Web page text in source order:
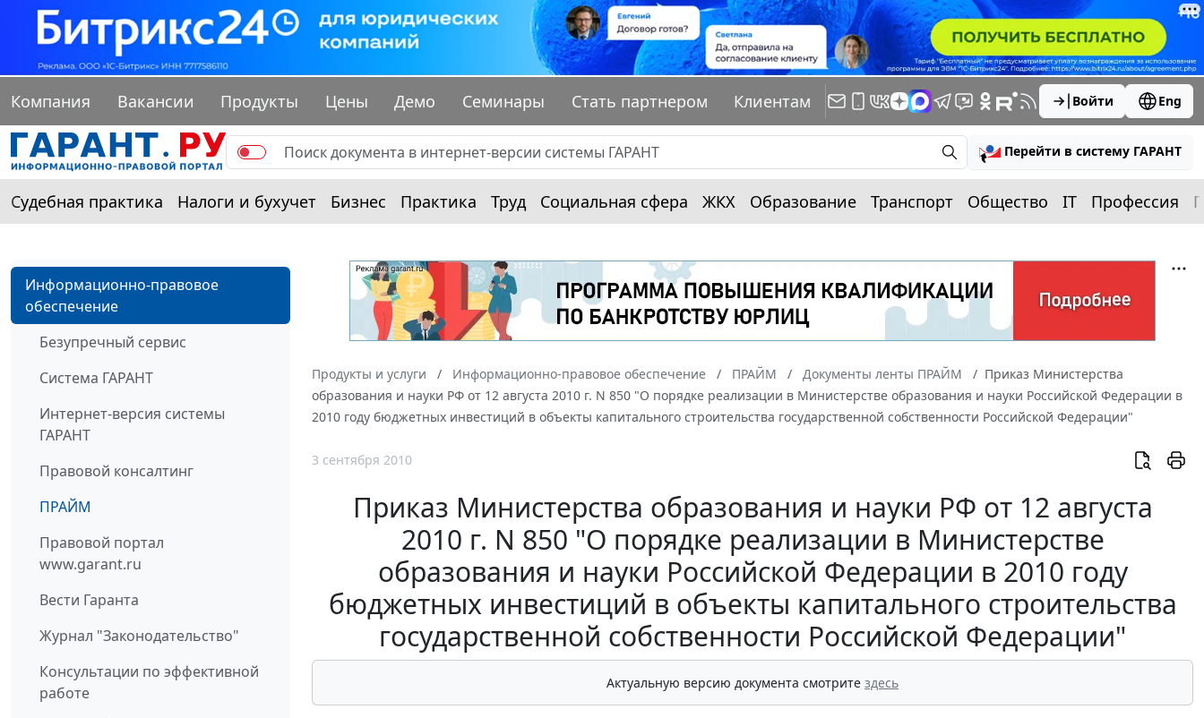
Компания Вакансии Продукты Цены Демо Семинары Стать партнером Клиентам Войти Eng
Перейти в систему ГАРАНТ
Судебная практика Налоги и бухучет Бизнес Практика Труд Социальная сфера ЖКХ Образование Транспорт Общество IT Профессия
Информационно-правовое
обеспечение
Безупречный сервис
Система ГАРАНТ
Интернет-версия системы
ГАРАНТ
Правовой консалтинг
ПРАЙМ
Правовой портал
www.garant.ru
Вести Гаранта
Журнал "Законодательство"
Консультации по эффективной
работе
Продукты и услуги Информационно-правовое обеспечение ПРАЙМ Документы ленты ПРАЙМ
Приказ Министерства
образования и науки РФ от 12 августа 2010 г. N 850 "О порядке реализации в Министерстве образования и науки Российской Федерации в
2010 году бюджетных инвестиций в объекты капитального строительства государственной собственности Российской Федерации"
3 сентября 2010
Приказ Министерства образования и науки РФ от 12 августа
2010 г. N 850 "О порядке реализации в Министерстве
образования и науки Российской Федерации в 2010 году
бюджетных инвестиций в объекты капитального строительства
государственной собственности Российской Федерации"
Актуальную версию документа смотрите здесь